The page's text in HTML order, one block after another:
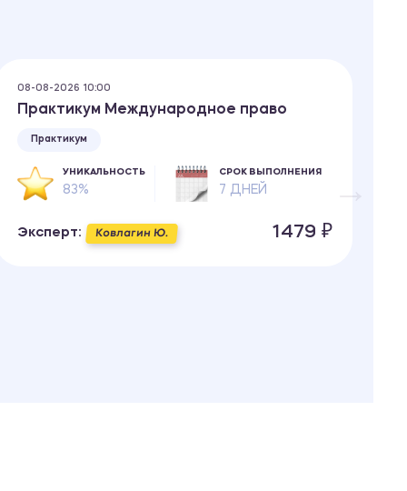
08-08-2026 10:00
Практикум Международное право
Практикум
УНИКАЛЬНОСТЬ
83%
СРОК ВЫПОЛНЕНИЯ
7 ДНЕЙ
Эксперт: Ковлагин Ю. 1479 ₽